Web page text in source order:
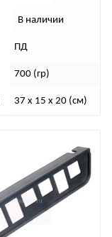
В наличии
ПД
700 (гр)
37 x 15 x 20 (см)